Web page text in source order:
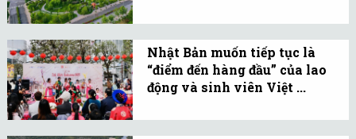
tại Việt Nam.
khỏe ngày càng tăng, đầu
tư vào y tế tư nhân là xu
hướng tất yếu.
Nhật Bản muốn tiếp tục là
“điểm đến hàng đầu” của lao
động và sinh viên Việt ...